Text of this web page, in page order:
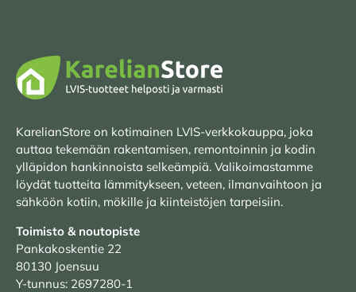
KarelianStore on kotimainen LVIS-verkkokauppa, joka
auttaa tekemään rakentamisen, remontoinnin ja kodin
ylläpidon hankinnoista selkeämpiä. Valikoimastamme
löydät tuotteita lämmitykseen, veteen, ilmanvaihtoon ja
sähköön kotiin, mökille ja kiinteistöjen tarpeisiin.
Toimisto & noutopiste
Pankakoskentie 22
80130 Joensuu
Y-tunnus: 2697280-1